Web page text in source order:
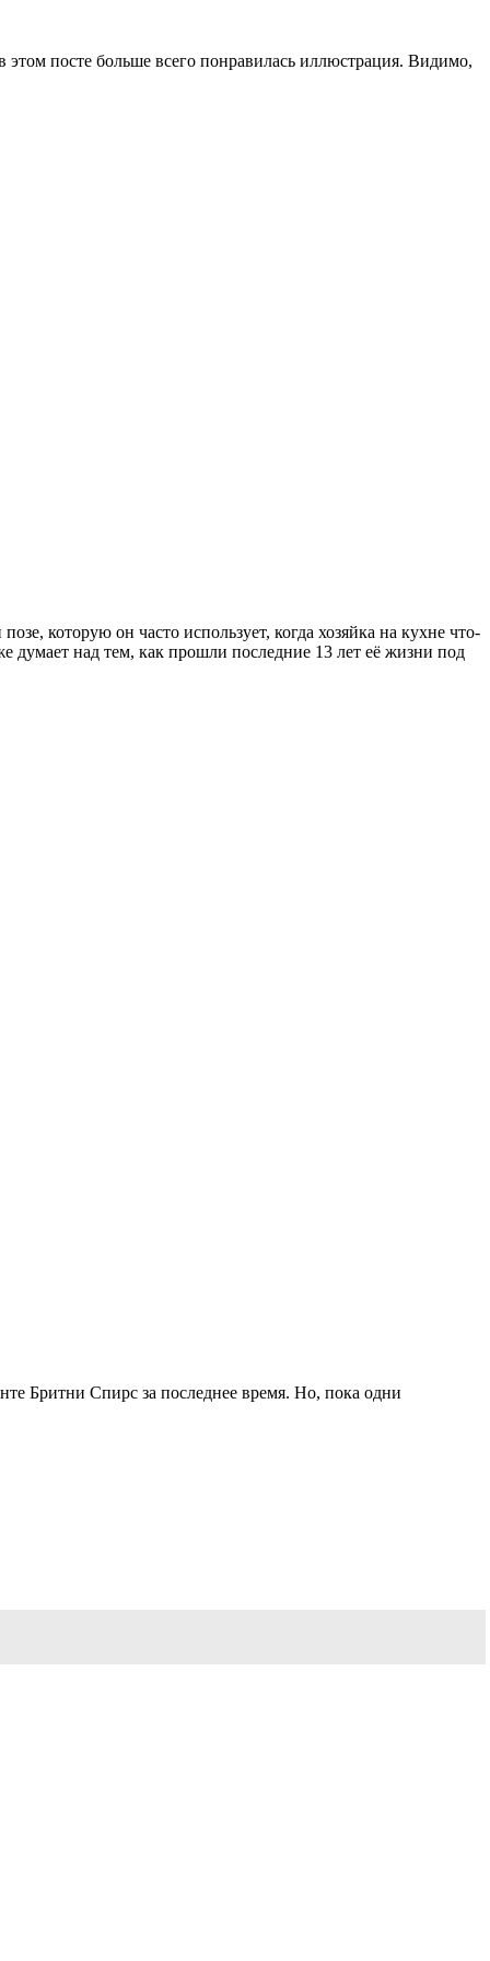
посте больше всего понравилась иллюстрация. Видимо,
которую он часто использует, когда хозяйка на кухне что-
думает над тем, как прошли последние 13 лет её жизни под
Бритни Спирс за последнее время. Но, пока одни